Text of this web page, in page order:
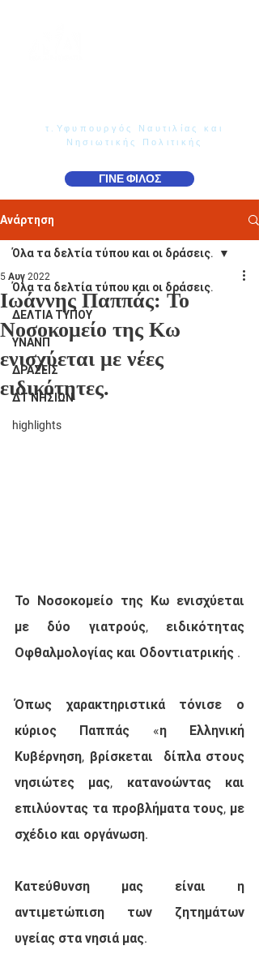
τ.Υφυπουργός Ναυτιλίας και
Νησιωτικής Πολιτικής
ΓΙΝΕ ΦΙΛΟΣ
Ανάρτηση
Όλα τα δελτία τύπου και οι δράσεις.
ΔΕΛΤΙΑ ΤΥΠΟΥ
ΥΝΑΝΠ
ΔΡΑΣΕΙΣ
ΔΤ ΝΗΣΙΩΝ
highlights
Όλα τα δελτία τύπου και οι δράσεις.
Ιωάννης Παππάς: Το
Νοσοκομείο της Κω
ενισχύεται με νέες
ειδικότητες.
5 Αυγ 2022
Το Νοσοκομείο της Κω ενισχύεται
με δύο γιατρούς, ειδικότητας
Οφθαλμολογίας και Οδοντιατρικής .
Όπως χαρακτηριστικά τόνισε ο
κύριος Παππάς «η Ελληνική
Κυβέρνηση, βρίσκεται  δίπλα στους
νησιώτες μας, κατανοώντας και
επιλύοντας τα προβλήματα τους, με
σχέδιο και οργάνωση.
Κατεύθυνση μας είναι η
αντιμετώπιση των ζητημάτων
υγείας στα νησιά μας.